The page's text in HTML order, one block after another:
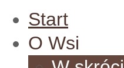
Start
O Wsi